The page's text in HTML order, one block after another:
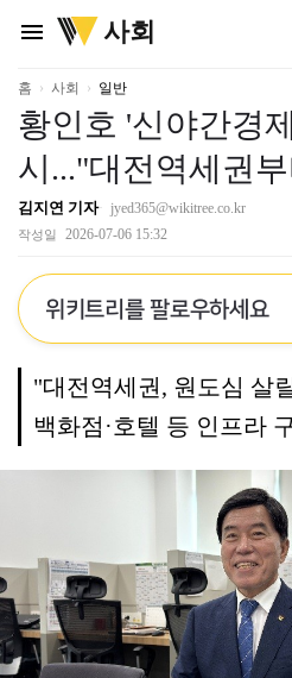
menu
위
키
리
사회
홈 사회 일반
황인호 '신야간경
시..."대전역세권
김지연 기자 jyed365@wikitree.co.kr
작성일 2026-07-06 15:32
위키트리를 팔로우하세요
"대전역세권, 원도심 살
백화점·호텔 등 인프라